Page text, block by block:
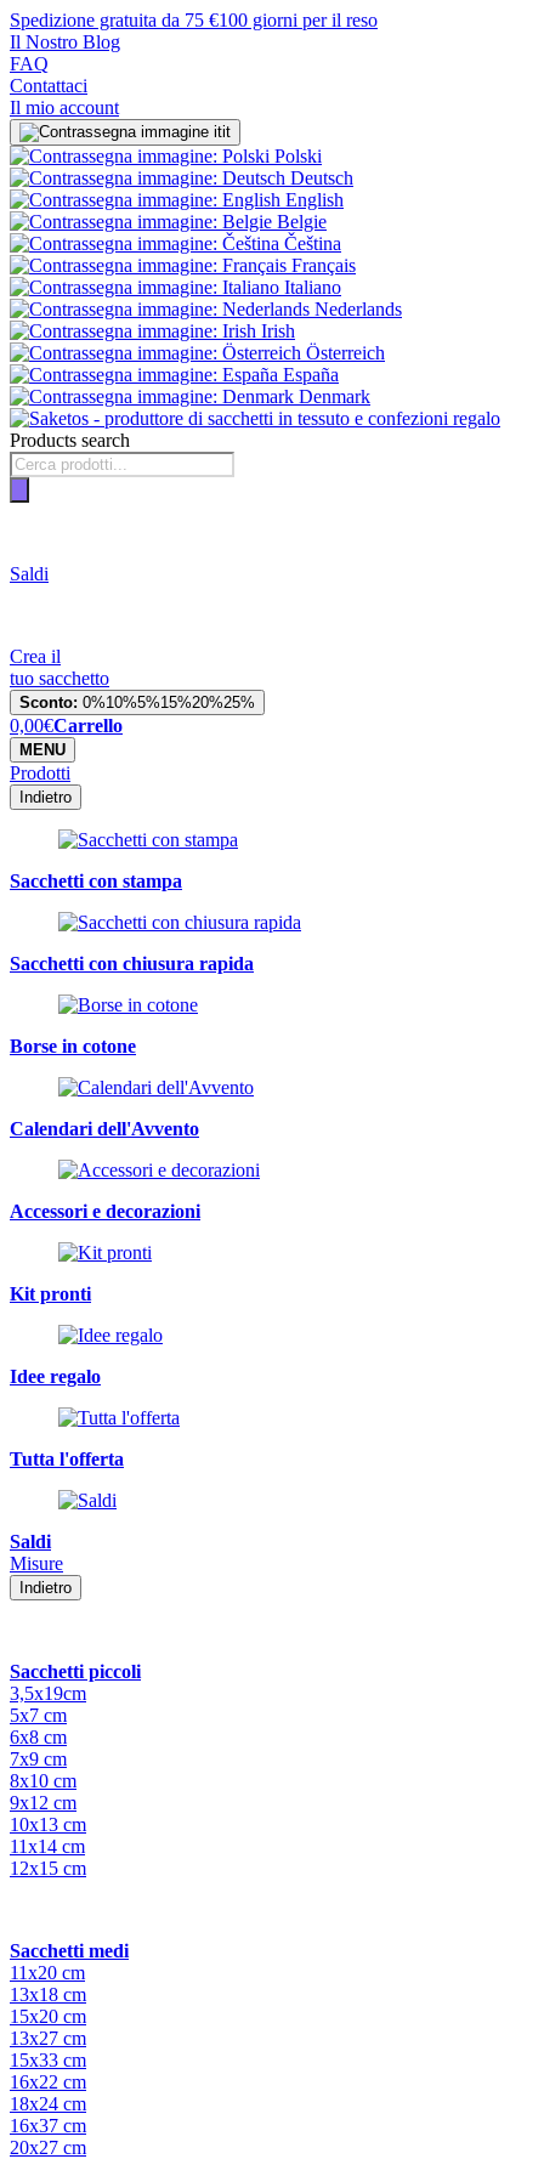
Spedizione gratuita da 75 €100 giorni per il reso
Il Nostro Blog
FAQ
Contattaci
Il mio account
it
Polski
Deutsch
English
Belgie
Čeština
Français
Italiano
Nederlands
Irish
Österreich
España
Denmark
Products search
Saldi
Crea il
tuo sacchetto
Sconto: 0%10%5%15%20%25%
0,00€Carrello
MENU
Prodotti
Indietro
Sacchetti con stampa
Sacchetti con chiusura rapida
Borse in cotone
Calendari dell'Avvento
Accessori e decorazioni
Kit pronti
Idee regalo
Tutta l'offerta
Saldi
Misure
Indietro
Sacchetti piccoli
3,5x19cm
5x7 cm
6x8 cm
7x9 cm
8x10 cm
9x12 cm
10x13 cm
11x14 cm
12x15 cm
Sacchetti medi
11x20 cm
13x18 cm
15x20 cm
13x27 cm
15x33 cm
16x22 cm
18x24 cm
16x37 cm
20x27 cm